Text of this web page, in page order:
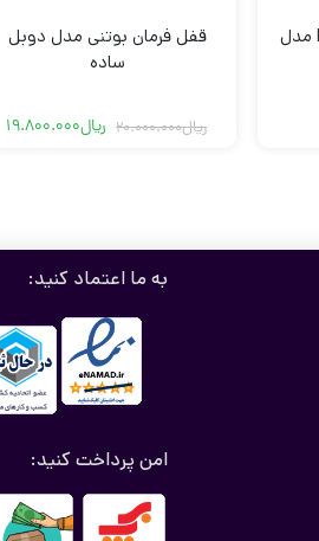
هدلایت دوطرفه پایه H1 مدل
قفل فرمان بوتنی مدل دوبل
ساده
ریال20.000.000
قیمت
ریال19.800.000
قیمت
به ما اعتماد کنید:
امن پرداخت کنید: